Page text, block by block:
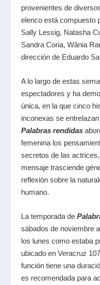
provenientes de
elenco está compuesto
Sally Lessig, Natasha
Sandra Coria, Wânia
dirección de Eduardo
A lo largo de estas
espectadores y ha
única, en la que cinco
inconexas se
Palabras rendidas
femenina los
secretos de las
mensaje trasciende
reflexión sobre la
humano.
La temporada de
sábados de noviembre
los lunes como estaba
ubicado en Veracruz
función tiene una
es recomendada para